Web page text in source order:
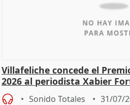
Villafeliche concede el
2026 al periodista Xabier
Sonido Totales 31/07/